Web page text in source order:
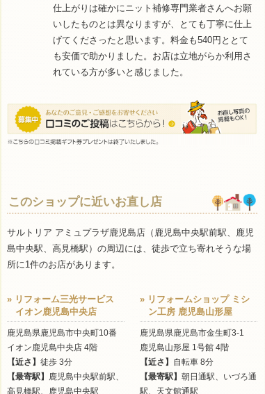
仕上がりは確かにニット補修専門業者さんへお願
いしたものとは異なりますが、とても丁寧に仕上
げてくださったと思います。料金も540円ととて
も安価で助かりました。お店は立地がらか利用さ
れている方が多いと感じました。
このショップに近いお直し店
サルトリア アミュプラザ鹿児島店（鹿児島中央駅前駅、鹿児
島中央駅、高見橋駅）の周辺には、徒歩で立ち寄れそうな場
所に1件のお店があります。
» リフォーム三光サービス
イオン鹿児島中央店
鹿児島県鹿児島市中央町10番
イオン鹿児島中央店 4階
【近さ】 徒歩 3分
【最寄駅】
鹿児島中央駅前駅、
高見橋駅、鹿児島中央駅
» リフォームショップ ミシ
ン工房 鹿児島山形屋
鹿児島県鹿児島市金生町3-1
鹿児島山形屋 1号館 4階
【近さ】 自転車 8分
【最寄駅】 朝日通駅、いづろ通
駅、天文館通駅